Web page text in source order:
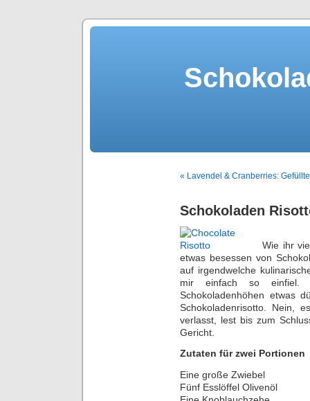
« Lavendel & Cranberries:
Schokoladen
Wie ihr
etwas besessen von
auf irgendwelche
mir einfach so einfiel.
Schokoladenhöhen etwas
Schokoladenrisotto. Nein,
verlasst, lest bis zum
Gericht.
Zutaten für zwei Portionen
Eine große Zwiebel
Fünf Esslöffel Olivenöl